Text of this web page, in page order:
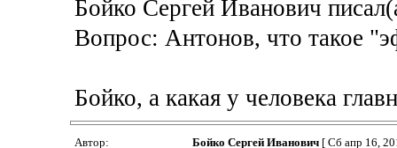
Бойко Сергей Иванович
Вопрос: Антонов, что такое
Бойко, а какая у человека
Автор: Бойко Сергей Иванович[ Сб апр 16,